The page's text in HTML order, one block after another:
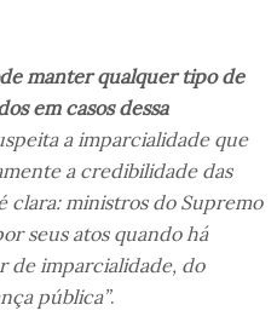
manter qualquer tipo de
em casos dessa
a imparcialidade que
a credibilidade das
clara: ministros do Supremo
seus atos quando há
de imparcialidade, do
pública”.